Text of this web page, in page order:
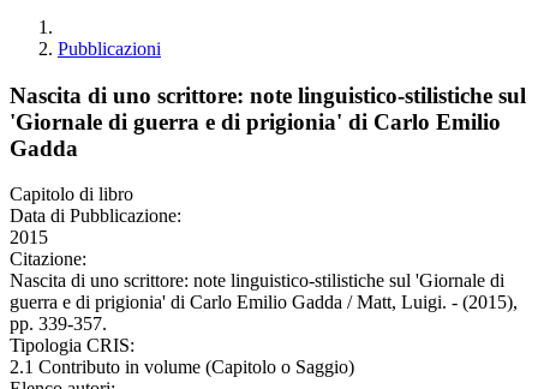
Pubblicazioni
Nascita di uno scrittore: note linguistico-stilistiche sul
'Giornale di guerra e di prigionia' di Carlo Emilio
Gadda
Capitolo di libro
Data di Pubblicazione:
2015
Citazione:
Nascita di uno scrittore: note linguistico-stilistiche sul 'Giornale di
guerra e di prigionia' di Carlo Emilio Gadda / Matt, Luigi. - (2015),
pp. 339-357.
Tipologia CRIS:
2.1 Contributo in volume (Capitolo o Saggio)